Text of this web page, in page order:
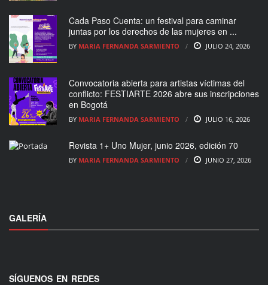
Cada Paso Cuenta: un festival para caminar
juntas por los derechos de las mujeres en ...
BY MARIA FERNANDA SARMIENTO JULIO 24, 2026
Convocatoria abierta para artistas víctimas del
conflicto: FESTIARTE 2026 abre sus inscripciones
en Bogotá
BY MARIA FERNANDA SARMIENTO JULIO 16, 2026
Revista 1+ Uno Mujer, junio 2026, edición 70
BY MARIA FERNANDA SARMIENTO JUNIO 27, 2026
GALERÍA
SÍGUENOS EN REDES